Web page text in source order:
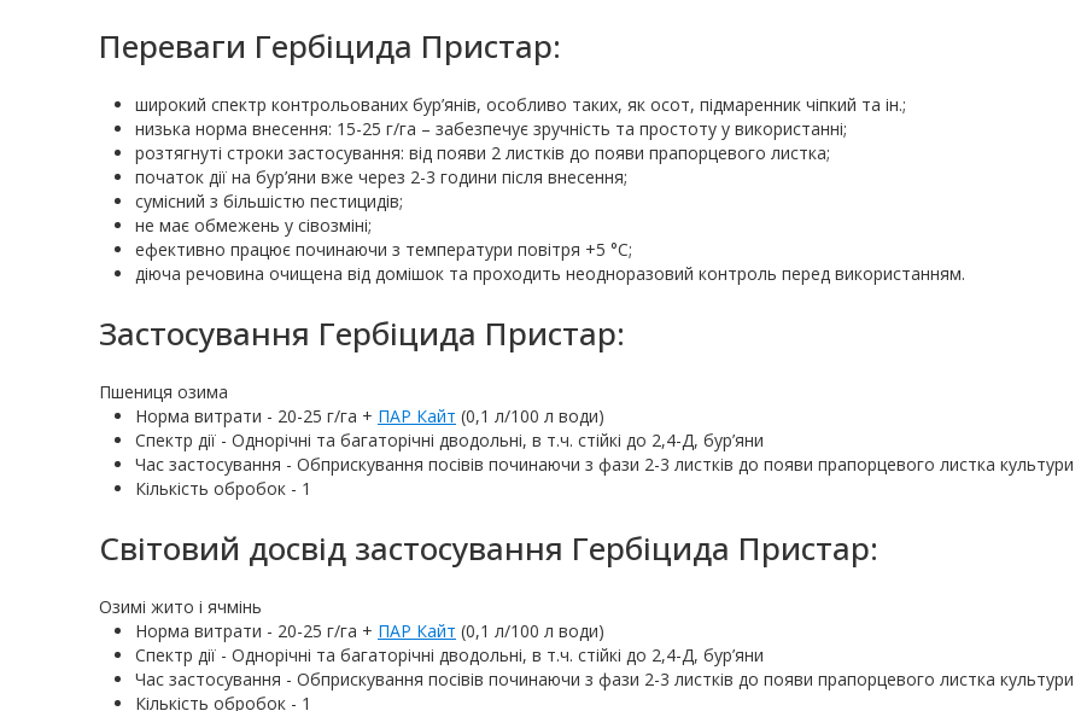
Переваги Гербіцида Пристар:
широкий спектр контрольованих бур’янів, особливо таких, як осот, підмаренник чіпкий та ін.;
низька норма внесення: 15-25 г/га – забезпечує зручність та простоту у використанні;
розтягнуті строки застосування: від появи 2 листків до появи прапорцевого листка;
початок дії на бур’яни вже через 2-3 години після внесення;
сумісний з більшістю пестицидів;
не має обмежень у сівозміні;
ефективно працює починаючи з температури повітря +5 °С;
діюча речовина очищена від домішок та проходить неодноразовий контроль перед використанням.
Застосування Гербіцида Пристар:
Пшениця озима
Норма витрати - 20-25 г/га + ПАР Кайт (0,1 л/100 л води)
Спектр дії - Однорічні та багаторічні дводольні, в т.ч. стійкі до 2,4-Д, бур’яни
Час застосування - Обприскування посівів починаючи з фази 2-3 листків до появи прапорцевого листка культури
Кількість обробок - 1
Світовий досвід застосування Гербіцида Пристар:
Озимі жито і ячмінь
Норма витрати - 20-25 г/га + ПАР Кайт (0,1 л/100 л води)
Спектр дії - Однорічні та багаторічні дводольні, в т.ч. стійкі до 2,4-Д, бур’яни
Час застосування - Обприскування посівів починаючи з фази 2-3 листків до появи прапорцевого листка культури
Кількість обробок - 1